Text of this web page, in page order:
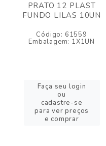
PRATO 12 PLAST
FUNDO LILAS 10UN
Código: 61559
Embalagem: 1X1UN
Faça seu login
ou
cadastre-se
para ver preços
e comprar